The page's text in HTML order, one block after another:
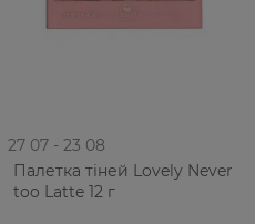
27 07 - 23 08
Палетка тіней Lovely Never
too Latte 12 г